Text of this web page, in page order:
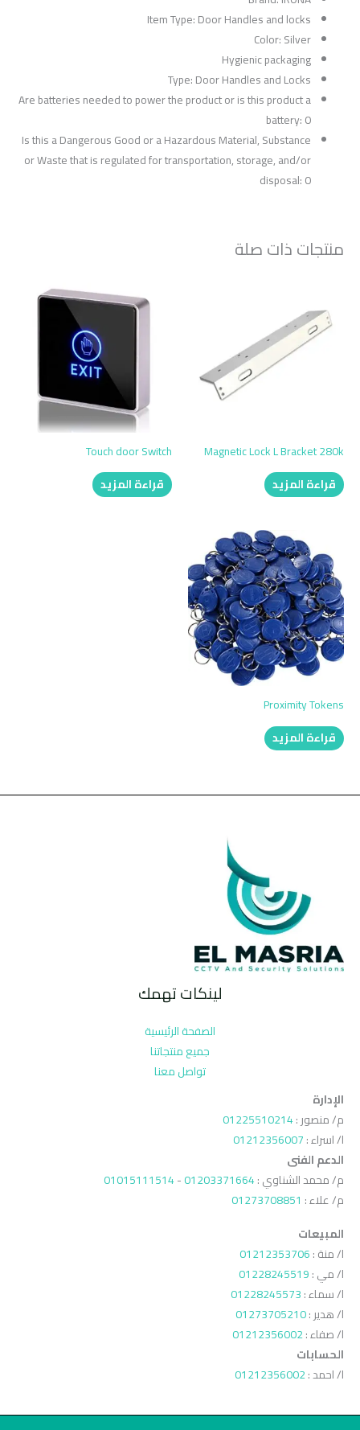
Item Type: Door Handles and locks
Color: Silver
Hygienic packaging
Type: Door Handles and Locks
Are batteries needed to power the product or is this product a
battery: 0
Is this a Dangerous Good or a Hazardous Material, Substance
or Waste that is regulated for transportation, storage, and/or
disposal: 0
منتجات ذات صلة
Magnetic Lock L Bracket 280k
قراءة المزيد
Touch door Switch
قراءة المزيد
Proximity Tokens
قراءة المزيد
لينكات تهمك
الصفحة الرئيسية
جميع منتجاتنا
تواصل معنا
الإدارة
م/ منصور :01225510214
ا/ اسراء :01212356007
الدعم الفنى
م/ محمد الشناوي :01203371664
-
01015111514
م/ علاء : 01273708851
المبيعات
ا/ منة :01212353706
ا/ مي :01228245519
ا/ سماء :01228245573
ا/ هدير :01273705210
ا/ صفاء :01212356002
الحسابات
ا/ احمد :01212356002